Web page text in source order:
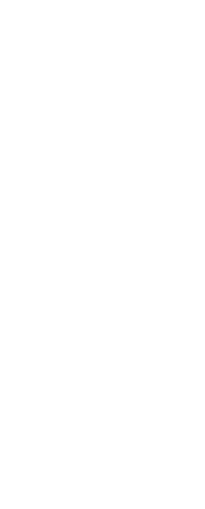
איפה חופש ההחלטה?